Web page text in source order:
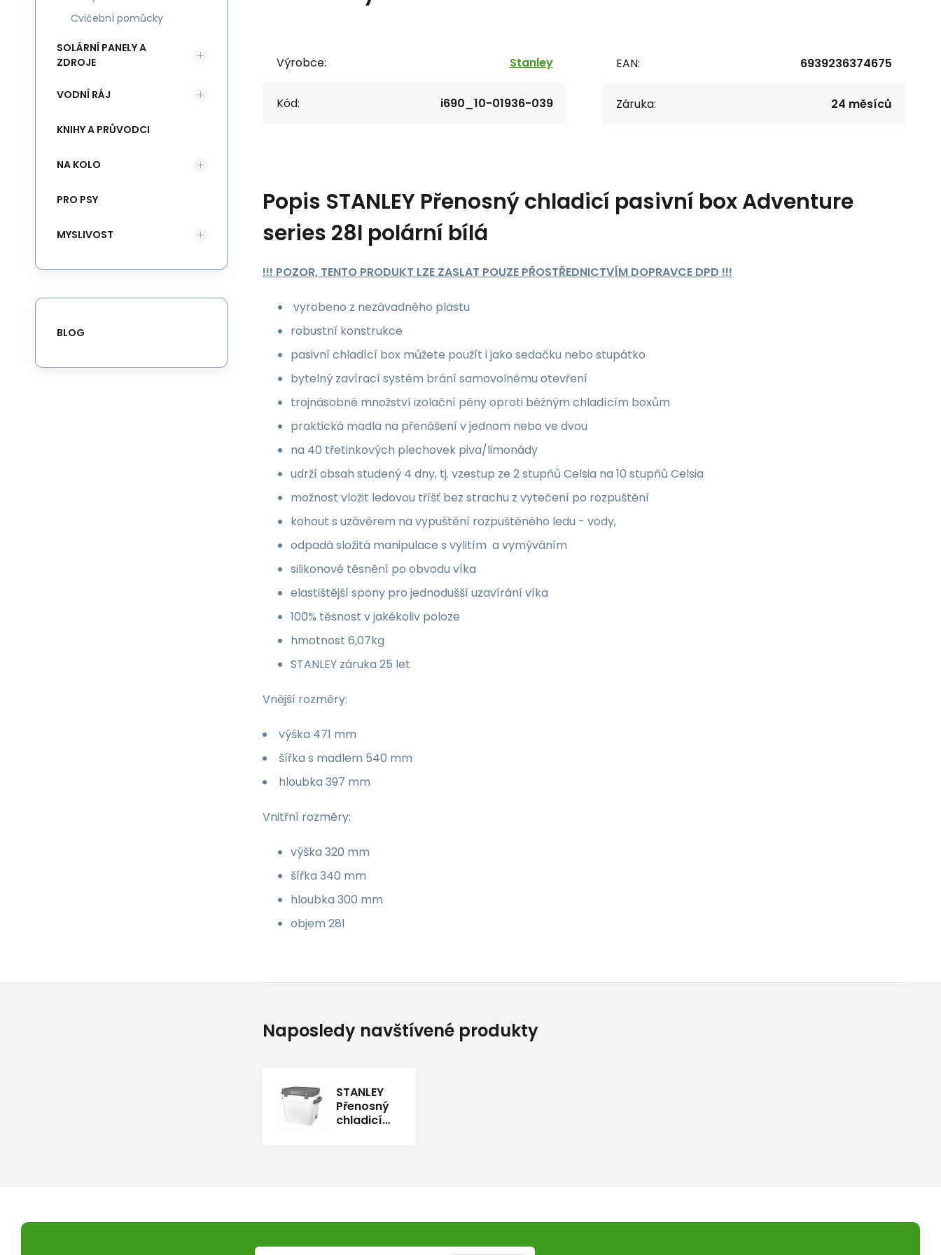
Výrobce: Stanley
Kód: i690_10-01936-039
EAN: 6939236374675
Záruka: 24 měsíců
Popis STANLEY Přenosný chladicí pasivní box Adventure
series 28l polární bílá
!!! POZOR, TENTO PRODUKT LZE ZASLAT POUZE PŘOSTŘEDNICTVÍM DOPRAVCE DPD !!!
vyrobeno z nezávadného plastu
robustní konstrukce
pasivní chladící box můžete použít i jako sedačku nebo stupátko
bytelný zavírací systém brání samovolnému otevření
trojnásobné množství izolační pěny oproti běžným chladícím boxům
praktická madla na přenášení v jednom nebo ve dvou
na 40 třetinkových plechovek piva/limonády
udrží obsah studený 4 dny, tj. vzestup ze 2 stupňů Celsia na 10 stupňů Celsia
možnost vložit ledovou tříšť bez strachu z vytečení po rozpuštění
kohout s uzávěrem na vypuštění rozpuštěného ledu - vody,
odpadá složitá manipulace s vylitím a vymýváním
silikonové těsnění po obvodu víka
elastištější spony pro jednodušší uzavírání víka
100% těsnost v jakékoliv poloze
hmotnost 6,07kg
STANLEY záruka 25 let
Vnější rozměry:
výška 471 mm
šířka s madlem 540 mm
hloubka 397 mm
Vnitřní rozměry:
výška 320 mm
šířka 340 mm
hloubka 300 mm
objem 28l
Cvičební pomůcky
SOLÁRNÍ PANELY A
ZDROJE
VODNÍ RÁJ
KNIHY A PRŮVODCI
NA KOLO
PRO PSY
MYSLIVOST
BLOG
Naposledy navštívené produkty
STANLEY
Přenosný
chladicí